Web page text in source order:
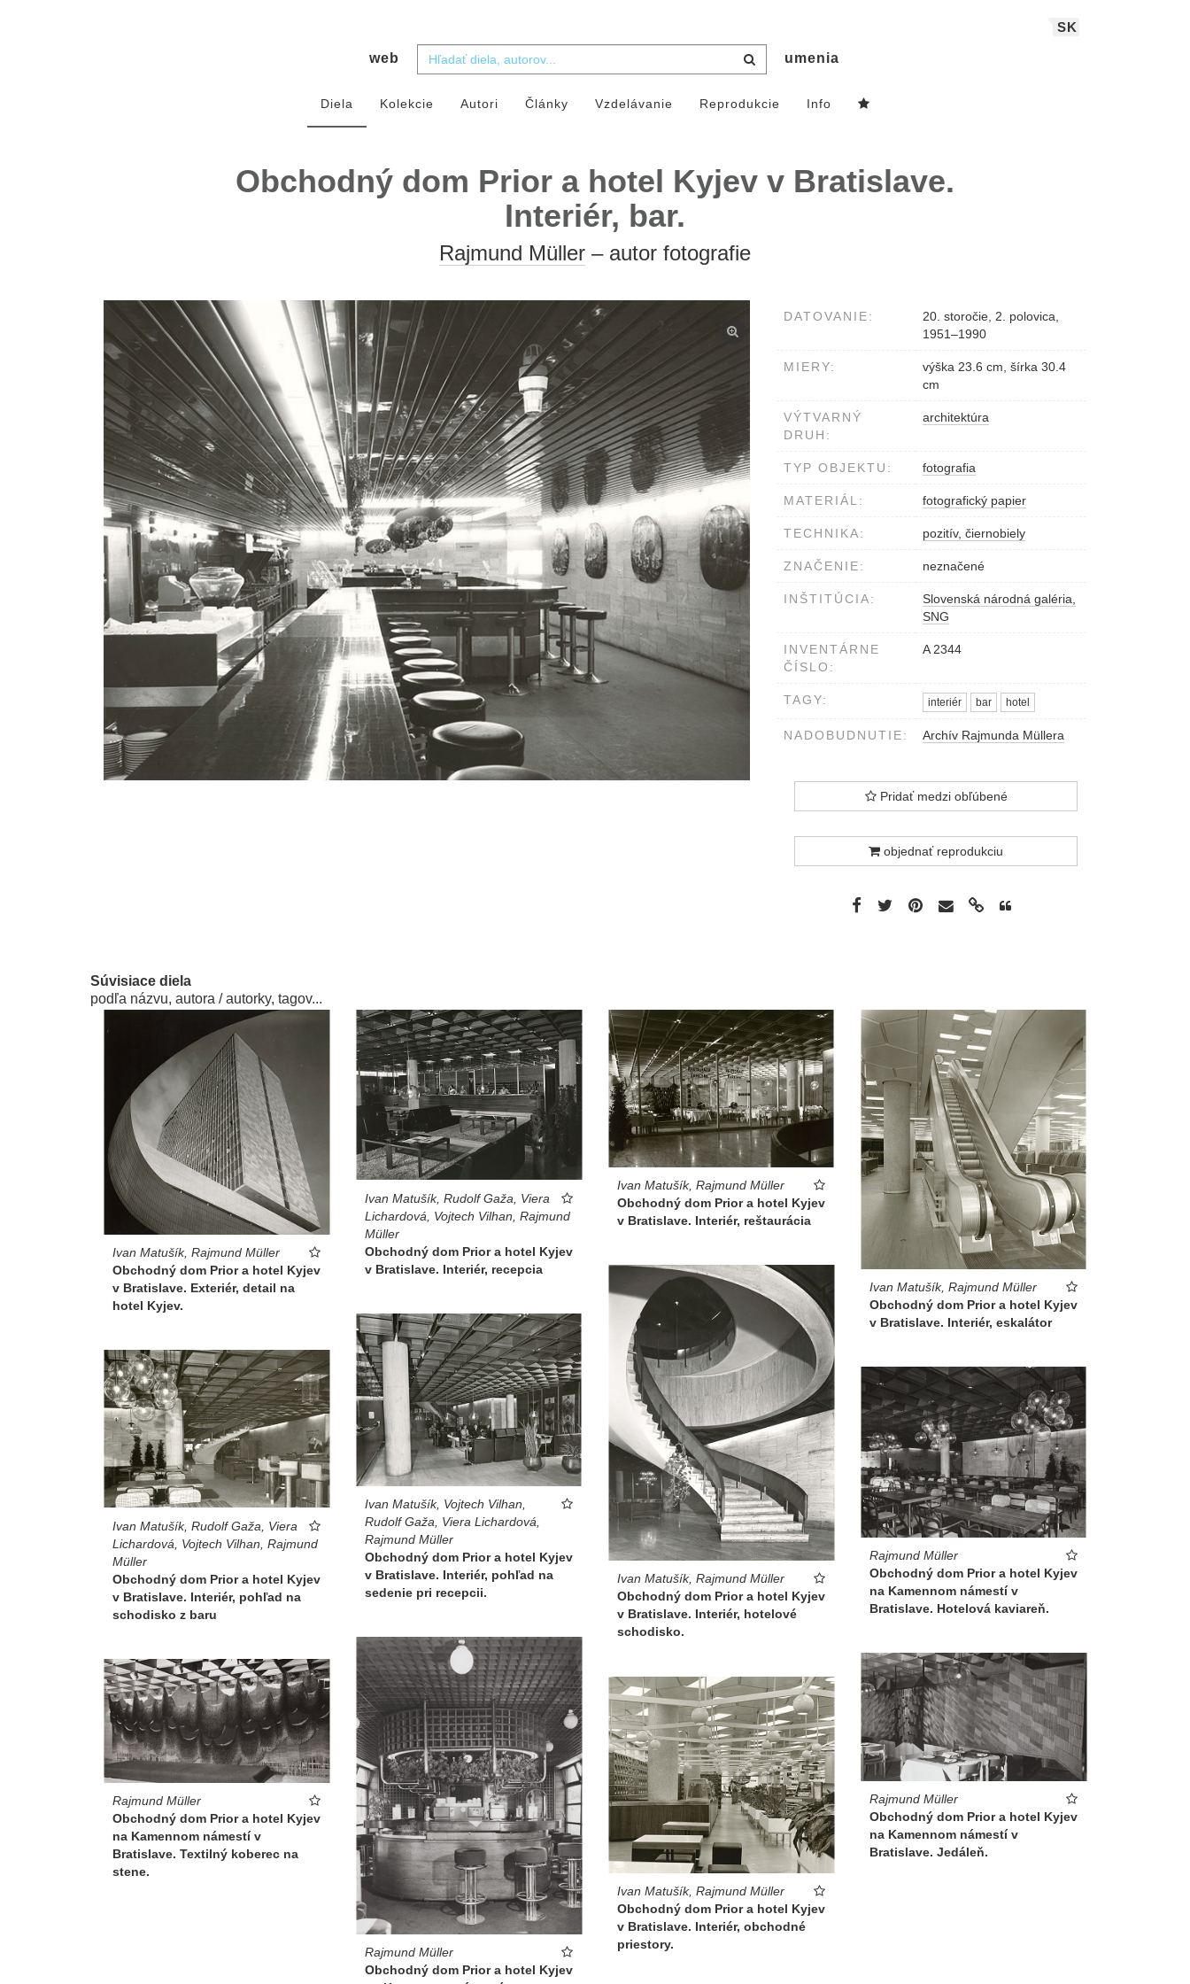
SK
web umenia
Diela Kolekcie Autori Články Vzdelávanie Reprodukcie Info
Obchodný dom Prior a hotel Kyjev v Bratislave.
Interiér, bar.
Rajmund Müller – autor fotografie
DATOVANIE:
20. storočie, 2. polovica,
1951–1990
MIERY:
výška 23.6 cm, šírka 30.4
cm
VÝTVARNÝ
DRUH:
architektúra
TYP OBJEKTU: fotografia
MATERIÁL: fotografický papier
TECHNIKA: pozitív, čiernobiely
ZNAČENIE: neznačené
INŠTITÚCIA:
Slovenská národná galéria,
SNG
INVENTÁRNE
ČÍSLO:
A 2344
TAGY: interiér bar hotel
NADOBUDNUTIE: Archív Rajmunda Müllera
Pridať medzi obľúbené
objednať reprodukciu
Súvisiace diela
podľa názvu, autora / autorky, tagov...
Ivan Matušík, Rajmund Müller
Obchodný dom Prior a hotel Kyjev
v Bratislave. Exteriér, detail na
hotel Kyjev.
Ivan Matušík, Rudolf Gaža, Viera
Lichardová, Vojtech Vilhan, Rajmund
Müller
Obchodný dom Prior a hotel Kyjev
v Bratislave. Interiér, recepcia
Ivan Matušík, Rajmund Müller
Obchodný dom Prior a hotel Kyjev
v Bratislave. Interiér, reštaurácia
Ivan Matušík, Rajmund Müller
Obchodný dom Prior a hotel Kyjev
v Bratislave. Interiér, eskalátor
Ivan Matušík, Rajmund Müller
Obchodný dom Prior a hotel Kyjev
v Bratislave. Interiér, hotelové
schodisko.
Ivan Matušík, Vojtech Vilhan,
Rudolf Gaža, Viera Lichardová,
Rajmund Müller
Obchodný dom Prior a hotel Kyjev
v Bratislave. Interiér, pohľad na
sedenie pri recepcii.
Ivan Matušík, Rudolf Gaža, Viera
Lichardová, Vojtech Vilhan, Rajmund
Müller
Obchodný dom Prior a hotel Kyjev
v Bratislave. Interiér, pohľad na
schodisko z baru
Rajmund Müller
Obchodný dom Prior a hotel Kyjev
na Kamennom námestí v
Bratislave. Hotelová kaviareň.
Rajmund Müller
Obchodný dom Prior a hotel Kyjev
Rajmund Müller
Obchodný dom Prior a hotel Kyjev
na Kamennom námestí v
Bratislave. Jedáleň.
Rajmund Müller
Obchodný dom Prior a hotel Kyjev
na Kamennom námestí v
Bratislave. Textilný koberec na
stene.
Ivan Matušík, Rajmund Müller
Obchodný dom Prior a hotel Kyjev
v Bratislave. Interiér, obchodné
priestory.